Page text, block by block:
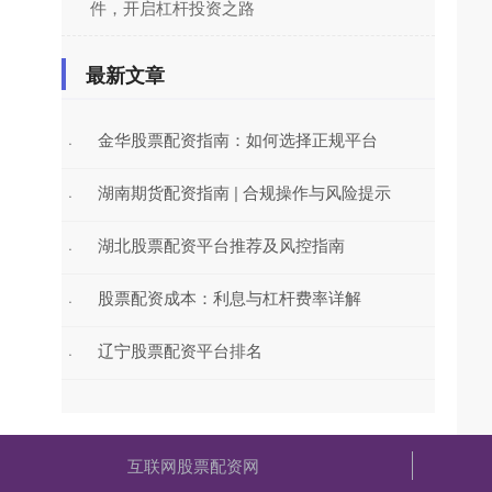
件，开启杠杆投资之路
最新文章
· 金华股票配资指南：如何选择正规平台
· 湖南期货配资指南 | 合规操作与风险提示
· 湖北股票配资平台推荐及风控指南
· 股票配资成本：利息与杠杆费率详解
· 辽宁股票配资平台排名
互联网股票配资网